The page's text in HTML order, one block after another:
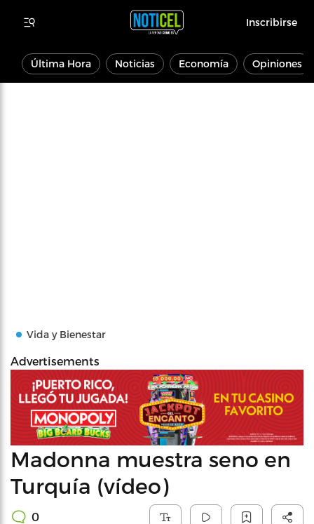
Inscribirse
Última Hora Noticias Economía Opiniones
Vida y Bienestar
Advertisements
Madonna muestra seno en
Turquía (vídeo)
0